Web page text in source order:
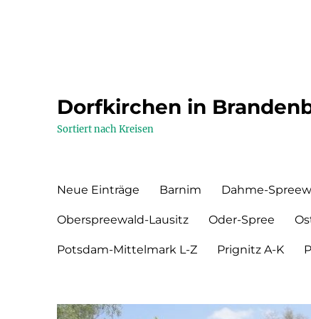
Dorfkirchen in
Sortiert nach Kreisen
Neue Einträge Barnim Dahme-
Oberspreewald-Lausitz Oder-Spree
Potsdam-Mittelmark L-Z Prignitz A-K